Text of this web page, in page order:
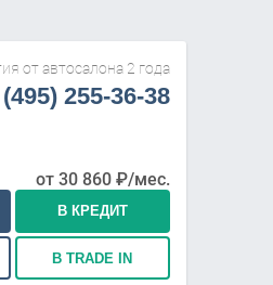
от автосалона 2 года
255-36-38
от 30 860₽/мес.
В КРЕДИТ
В TRADE IN